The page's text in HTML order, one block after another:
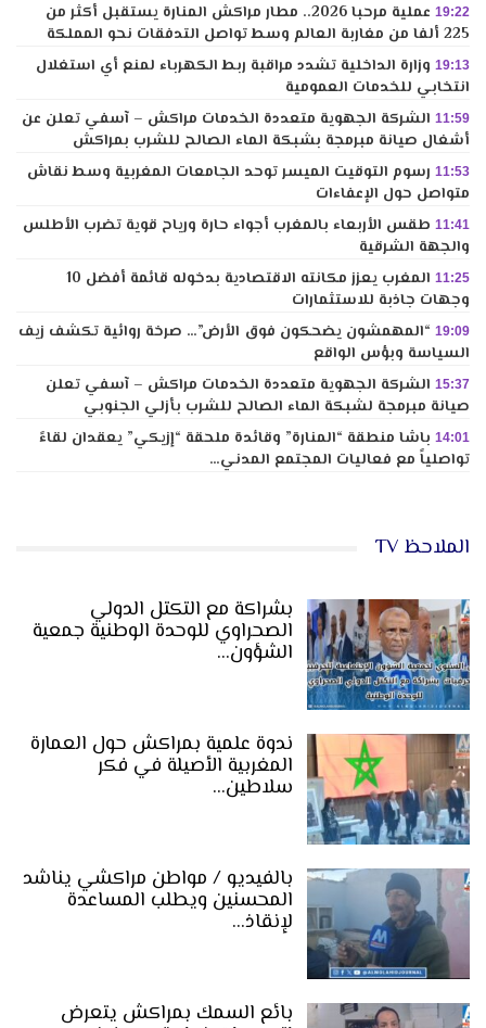
19:22
عملية مرحبا 2026.. مطار مراكش المنارة يستقبل أكثر من
225 ألفا من مغاربة العالم وسط تواصل التدفقات نحو المملكة
19:13 وزارة الداخلية تشدد مراقبة ربط الكهرباء لمنع أي استغلال
انتخابي للخدمات العمومية
11:59 الشركة الجهوية متعددة الخدمات مراكش – آسفي تعلن عن
أشغال صيانة مبرمجة بشبكة الماء الصالح للشرب بمراكش
11:53 رسوم التوقيت الميسر توحد الجامعات المغربية وسط نقاش
متواصل حول الإعفاءات
11:41 طقس الأربعاء بالمغرب أجواء حارة ورياح قوية تضرب الأطلس
والجهة الشرقية
11:25
المغرب يعزز مكانته الاقتصادية بدخوله قائمة أفضل 10
وجهات جاذبة للاستثمارات
19:09 “المهمشون يضحكون فوق الأرض”… صرخة روائية تكشف زيف
السياسة وبؤس الواقع
15:37 الشركة الجهوية متعددة الخدمات مراكش – آسفي تعلن
صيانة مبرمجة لشبكة الماء الصالح للشرب بأزلي الجنوبي
14:01 باشا منطقة “المنارة” وقائدة ملحقة “إزيكي” يعقدان لقاءً
تواصلياً مع فعاليات المجتمع المدني…
الملاحظ TV
بشراكة مع التكتل الدولي
الصحراوي للوحدة الوطنية جمعية
الشؤون…
ندوة علمية بمراكش حول العمارة
المغربية الأصيلة في فكر
سلاطين…
بالفيديو / مواطن مراكشي يناشد
المحسنين ويطلب المساعدة
لإنقاذ…
بائع السمك بمراكش يتعرض